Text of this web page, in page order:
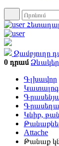
Զամբյուղը
0 դրամ
Գլխավոր
Կատալոգ
Կնիք,
Attache
Թանաք